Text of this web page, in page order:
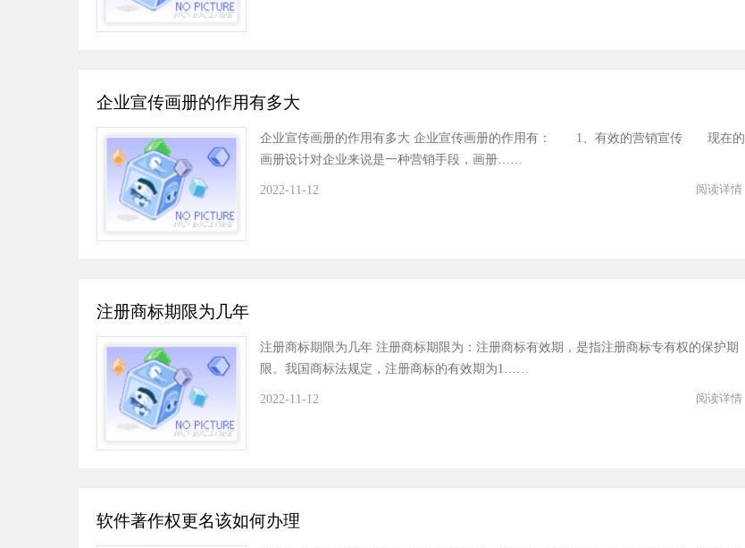
企业宣传画册的作用有多大
企业宣传画册的作用有多大 企业宣传画册的作用有： 1、有效的营销宣传 现在的
画册设计对企业来说是一种营销手段，画册……
2022-11-12 阅读详情
注册商标期限为几年
注册商标期限为几年 注册商标期限为：注册商标有效期，是指注册商标专有权的保护期
限。我国商标法规定，注册商标的有效期为1……
2022-11-12 阅读详情
软件著作权更名该如何办理